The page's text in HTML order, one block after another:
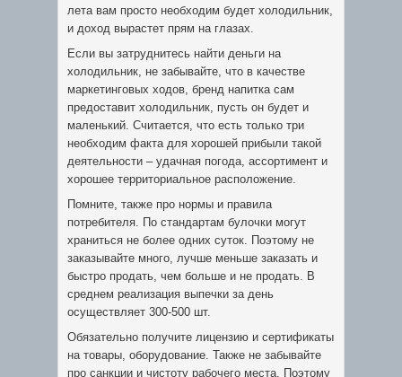
лета вам просто необходим будет холодильник,
и доход вырастет прям на глазах.
Если вы затруднитесь найти деньги на
холодильник, не забывайте, что в качестве
маркетинговых ходов, бренд напитка сам
предоставит холодильник, пусть он будет и
маленький. Считается, что есть только три
необходим факта для хорошей прибыли такой
деятельности – удачная погода, ассортимент и
хорошее территориальное расположение.
Помните, также про нормы и правила
потребителя. По стандартам булочки могут
храниться не более одних суток. Поэтому не
заказывайте много, лучше меньше заказать и
быстро продать, чем больше и не продать. В
среднем реализация выпечки за день
осуществляет 300-500 шт.
Обязательно получите лицензию и сертификаты
на товары, оборудование. Также не забывайте
про санкции и чистоту рабочего места. Поэтому